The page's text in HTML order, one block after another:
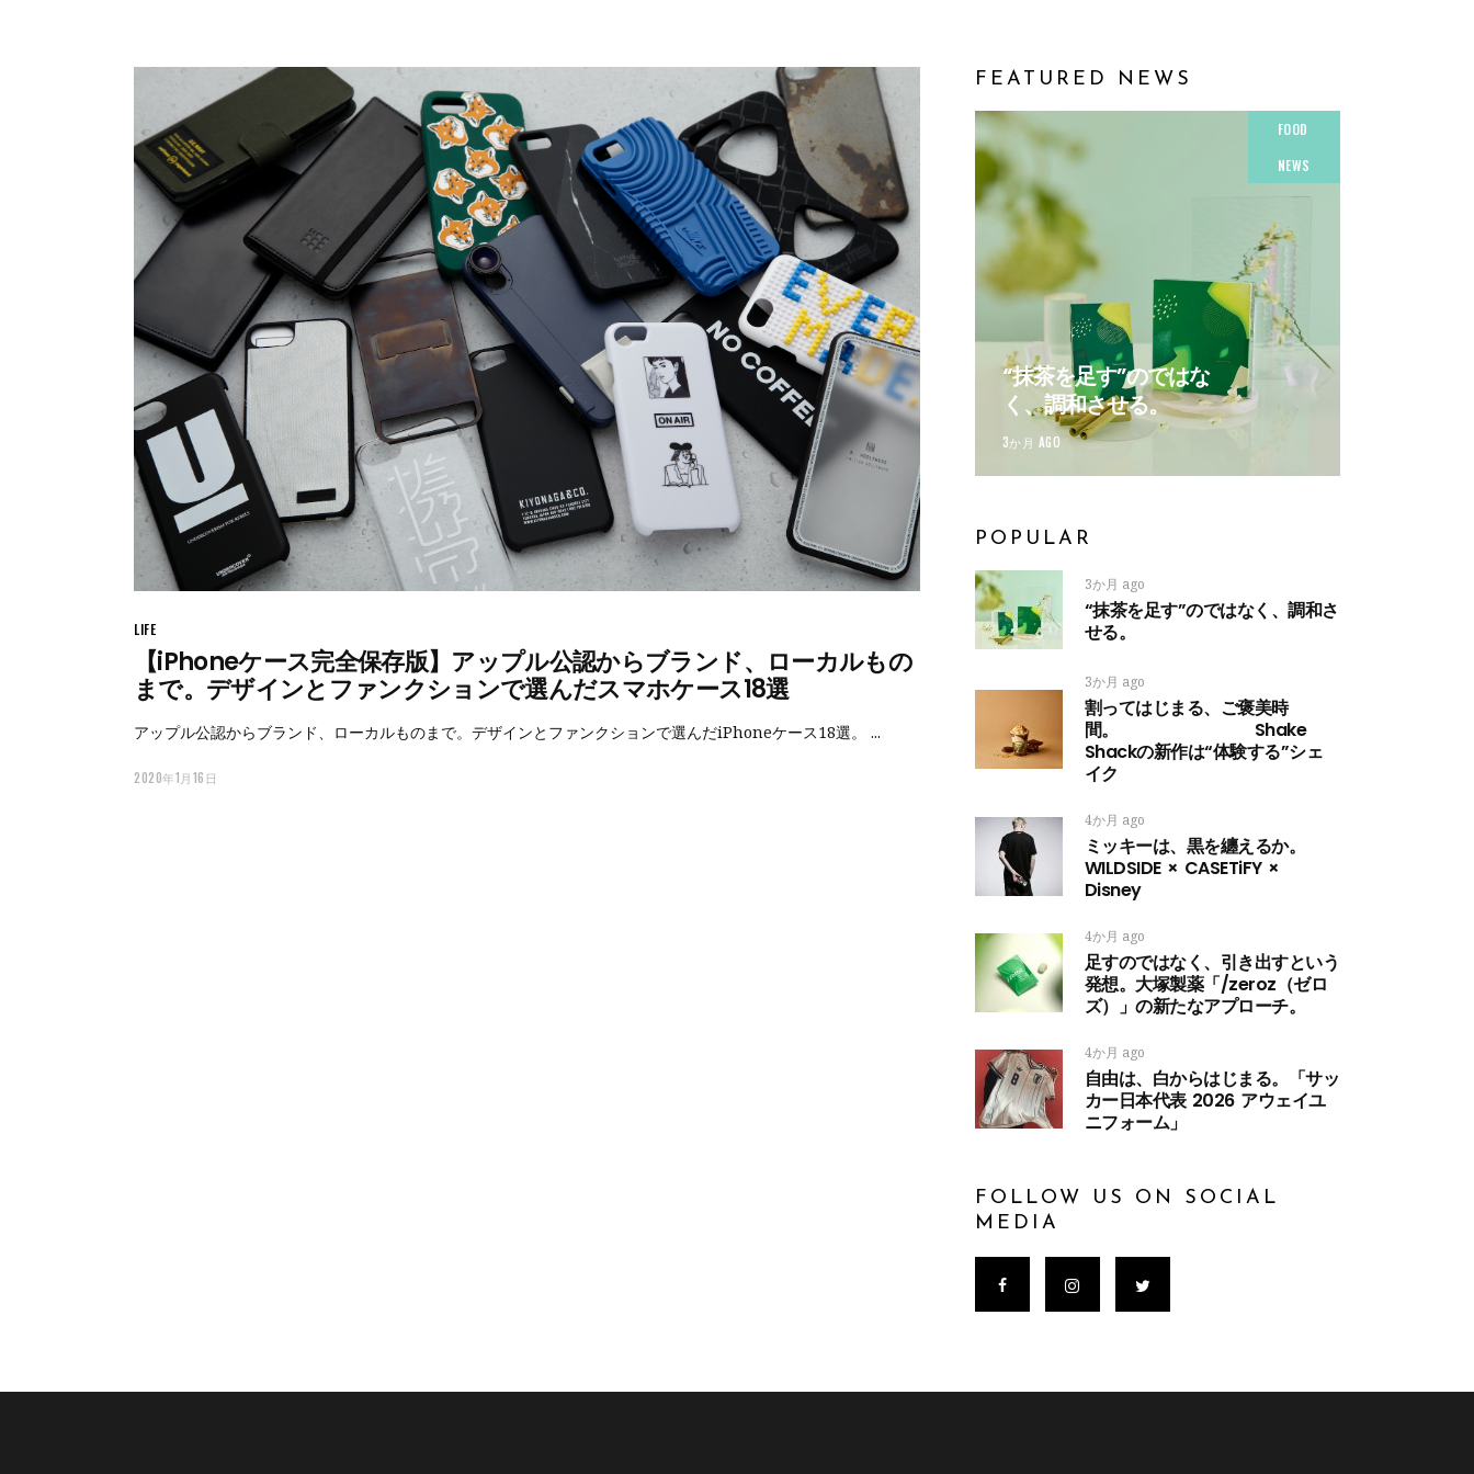
LIFE
【iPhoneケース完全保存版】アップル公認からブランド、ローカルもの
まで。デザインとファンクションで選んだスマホケース18選
アップル公認からブランド、ローカルものまで。デザインとファンクションで選んだiPhoneケース18選。
2020年1月16日
FEATURED NEWS
FOOD
NEWS
“抹茶を足す”のではな
く、調和させる。
3か月 AGO
POPULAR
3か月 ago
“抹茶を足す”のではなく、調和さ
せる。
3か月 ago
割ってはじまる、ご褒美時
間。 Shake
Shackの新作は“体験する”シェ
イク
4か月 ago
ミッキーは、黒を纏えるか。
WILDSIDE × CASETiFY ×
Disney
4か月 ago
足すのではなく、引き出すという
発想。大塚製薬「/zeroz（ゼロ
ズ）」の新たなアプローチ。
4か月 ago
自由は、白からはじまる。「サッ
カー日本代表 2026 アウェイユ
ニフォーム」
FOLLOW US ON SOCIAL
MEDIA